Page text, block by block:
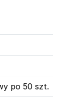
po 50 szt.